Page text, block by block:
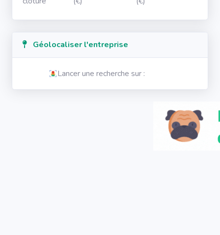
Géolocaliser l'entreprise
Lancer une recherche sur :